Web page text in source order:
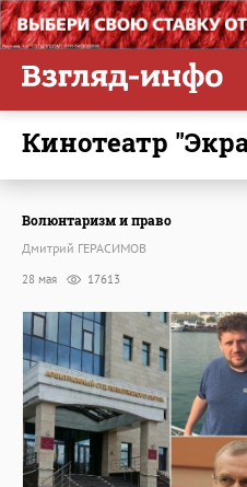
кинотеатр
Волюнтаризм и право
Дмитрий ГЕРАСИМОВ
28 мая 17613